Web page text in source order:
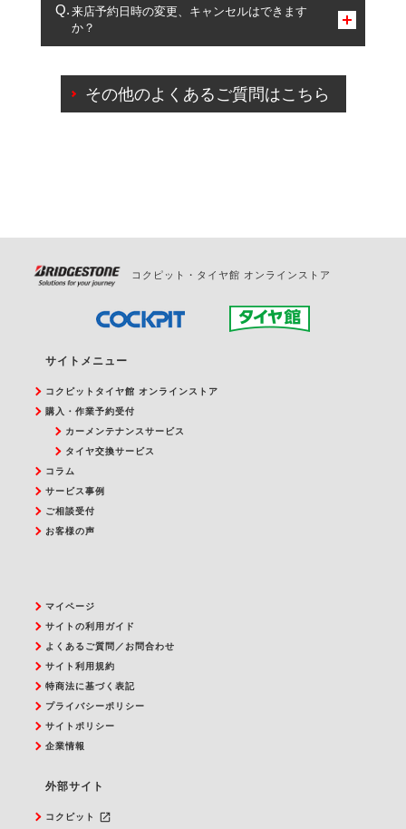
複数サービスのご予約は可能です。
一部の商品・サービスの組み合わせに限り、同時にご予約が
出来ないものもございます。
来店予約日時の変更、キャンセルはできます
か？
ご来店予約日の3営業日前を過ぎている場合のご予約
の日時変更につきましては、直接ご予約の店舗まで
その他のよくあるご質問はこちら
コクピット・タイヤ館 オンラインストア
サイトメニュー
コクピットタイヤ館 オンラインストア
購入・作業予約受付
カーメンテナンスサービス
タイヤ交換サービス
コラム
サービス事例
ご相談受付
お客様の声
マイページ
サイトの利用ガイド
よくあるご質問／お問合わせ
サイト利用規約
特商法に基づく表記
プライバシーポリシー
サイトポリシー
企業情報
外部サイト
コクピット launch